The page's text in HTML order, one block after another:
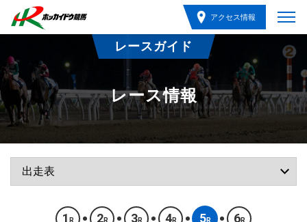
アクセス情報
レースガイド
レース情報
1 R 2R 3R 4R 5R 6R